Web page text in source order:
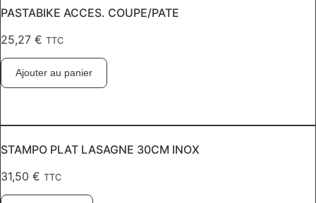
PASTABIKE ACCES. COUPE/PATE
25,27 € TTC
Ajouter au panier
STAMPO PLAT LASAGNE 30CM INOX
31,50 € TTC